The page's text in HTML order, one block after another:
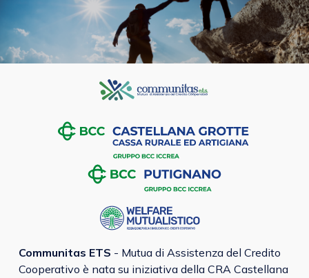
Communitas ETS - Mutua di Assistenza del Credito
Cooperativo è nata su iniziativa della CRA Castellana